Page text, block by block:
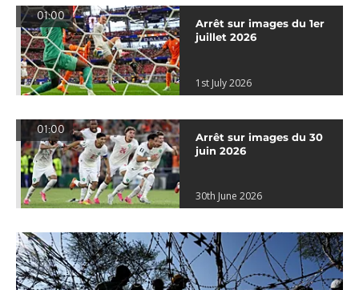
01:00
Arrêt sur images du 1er
juillet 2026
1st July 2026
01:00
Arrêt sur images du 30
juin 2026
30th June 2026